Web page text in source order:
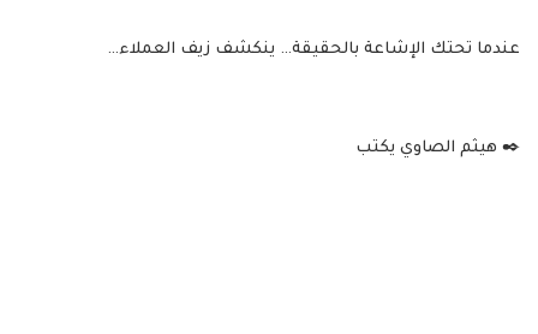
عندما تحتك الإشاعة بالحقيقة… ينكشف زيف العملاء…
✒️ هيثم الصاوي يكتب